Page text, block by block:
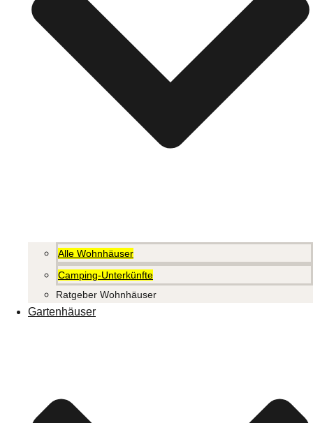
Alle Wohnhäuser
Camping-Unterkünfte
Ratgeber Wohnhäuser
Gartenhäuser